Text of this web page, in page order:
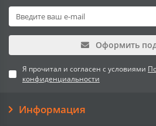
Оформить
Я прочитал и согласен с условиями
конфиденциальности
Информация